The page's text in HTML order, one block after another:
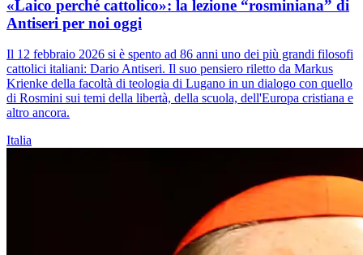
«Laico perché cattolico»: la lezione “rosminiana” di
Antiseri per noi oggi
Il 12 febbraio 2026 si è spento ad 86 anni uno dei più grandi filosofi
cattolici italiani: Dario Antiseri. Il suo pensiero riletto da Markus
Krienke della facoltà di teologia di Lugano in un dialogo con quello
di Rosmini sui temi della libertà, della scuola, dell'Europa cristiana e
altro ancora.
Italia